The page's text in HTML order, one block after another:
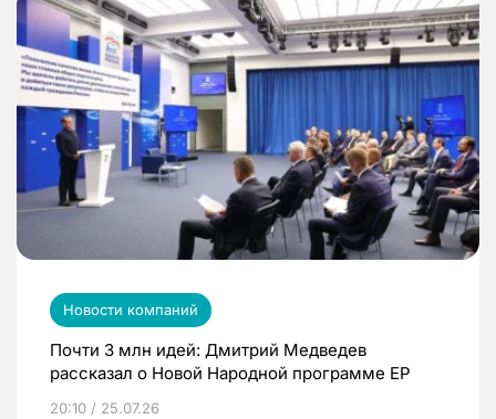
Новости компаний
Почти 3 млн идей: Дмитрий Медведев
рассказал о Новой Народной программе ЕР
20:10 / 25.07.26